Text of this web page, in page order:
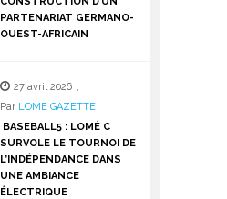
PARTENARIAT GERMANO-
OUEST-AFRICAIN
27 avril 2026 ,
Par LOME GAZETTE
BASEBALL5 : LOMÉ C
SURVOLE LE TOURNOI DE
L’INDÉPENDANCE DANS
UNE AMBIANCE
ÉLECTRIQUE